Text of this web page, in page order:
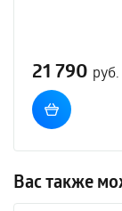
21 790 руб.
Вас также